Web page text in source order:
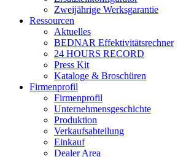
Zweijährige Werksgarantie
Ressourcen
Aktuelles
BEDNAR Effektivitätsrechner
24 HOURS RECORD
Press Kit
Kataloge & Broschüren
Firmenprofil
Firmenprofil
Unternehmensgeschichte
Produktion
Verkaufsabteilung
Einkauf
Dealer Area